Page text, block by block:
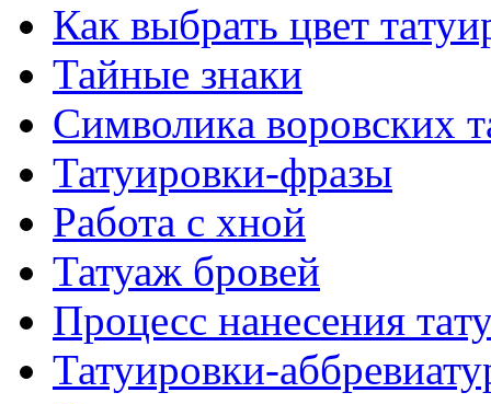
Как выбрать цвет
Тайные знаки
Символикa воровских
Татуировки-фразы
Работa с хнoй
Татуаж бровей
Процесс нанесения
Татуировки-